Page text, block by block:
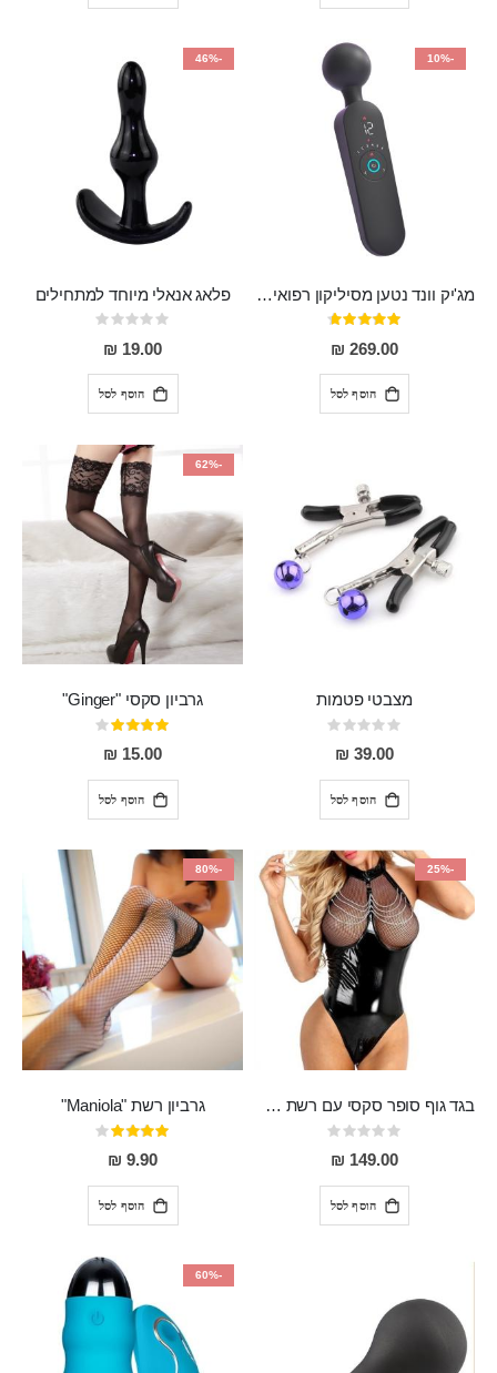
-10%
מג'יק וונד נטען מסיליקון רפואי חזק בעל 12 מצבי רטט ו6 מהירויות שונות ROMI
דירוג:
93%
269.00 ₪
הוסף לסל
-46%
פלאג אנאלי מיוחד למתחילים
Rating:
0%
19.00 ₪
הוסף לסל
מצבטי פטמות
Rating:
0%
39.00 ₪
הוסף לסל
-62%
גרביון סקסי "Ginger"
דירוג:
80%
15.00 ₪
הוסף לסל
-25%
בגד גוף סופר סקסי עם רשת שקופה בחזה ושרשרות מלמעלה וריצרץ מלמטה Pan במפשעה
Rating:
0%
149.00 ₪
הוסף לסל
-80%
גרביון רשת "Maniola"
דירוג:
80%
9.90 ₪
הוסף לסל
-60%